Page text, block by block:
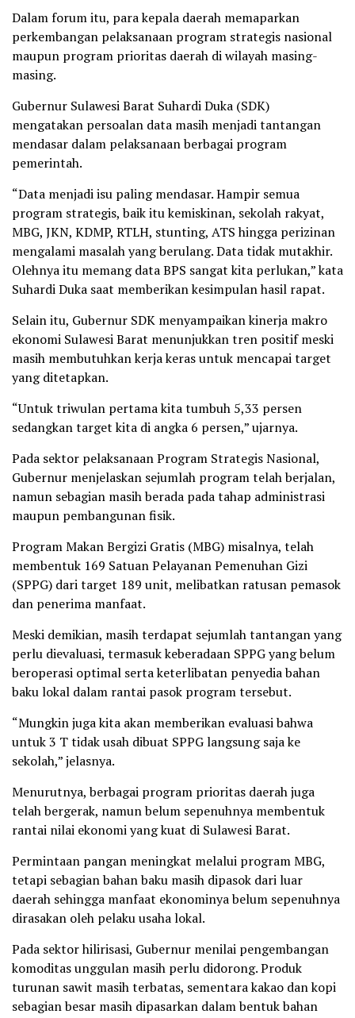
Dalam forum itu, para kepala daerah memaparkan
perkembangan pelaksanaan program strategis nasional
maupun program prioritas daerah di wilayah masing-
masing.
Gubernur Sulawesi Barat Suhardi Duka (SDK)
mengatakan persoalan data masih menjadi tantangan
mendasar dalam pelaksanaan berbagai program
pemerintah.
“Data menjadi isu paling mendasar. Hampir semua
program strategis, baik itu kemiskinan, sekolah rakyat,
MBG, JKN, KDMP, RTLH, stunting, ATS hingga perizinan
mengalami masalah yang berulang. Data tidak mutakhir.
Olehnya itu memang data BPS sangat kita perlukan,” kata
Suhardi Duka saat memberikan kesimpulan hasil rapat.
Selain itu, Gubernur SDK menyampaikan kinerja makro
ekonomi Sulawesi Barat menunjukkan tren positif meski
masih membutuhkan kerja keras untuk mencapai target
yang ditetapkan.
“Untuk triwulan pertama kita tumbuh 5,33 persen
sedangkan target kita di angka 6 persen,” ujarnya.
Pada sektor pelaksanaan Program Strategis Nasional,
Gubernur menjelaskan sejumlah program telah berjalan,
namun sebagian masih berada pada tahap administrasi
maupun pembangunan fisik.
Program Makan Bergizi Gratis (MBG) misalnya, telah
membentuk 169 Satuan Pelayanan Pemenuhan Gizi
(SPPG) dari target 189 unit, melibatkan ratusan pemasok
dan penerima manfaat.
Meski demikian, masih terdapat sejumlah tantangan yang
perlu dievaluasi, termasuk keberadaan SPPG yang belum
beroperasi optimal serta keterlibatan penyedia bahan
baku lokal dalam rantai pasok program tersebut.
“Mungkin juga kita akan memberikan evaluasi bahwa
untuk 3 T tidak usah dibuat SPPG langsung saja ke
sekolah,” jelasnya.
Menurutnya, berbagai program prioritas daerah juga
telah bergerak, namun belum sepenuhnya membentuk
rantai nilai ekonomi yang kuat di Sulawesi Barat.
Permintaan pangan meningkat melalui program MBG,
tetapi sebagian bahan baku masih dipasok dari luar
daerah sehingga manfaat ekonominya belum sepenuhnya
dirasakan oleh pelaku usaha lokal.
Pada sektor hilirisasi, Gubernur menilai pengembangan
komoditas unggulan masih perlu didorong. Produk
turunan sawit masih terbatas, sementara kakao dan kopi
sebagian besar masih dipasarkan dalam bentuk bahan